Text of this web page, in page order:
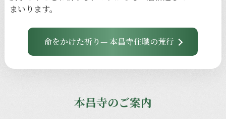
まいります。
命をかけた祈り— 本昌寺住職の荒行
本昌寺のご案内